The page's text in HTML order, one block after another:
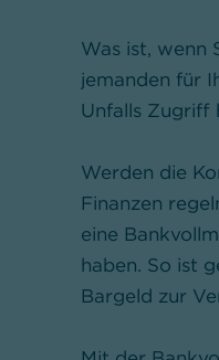
Was ist, wenn
jemanden für
Unfalls Zugriff
Werden die
Finanzen
eine
haben. So ist
Bargeld zur